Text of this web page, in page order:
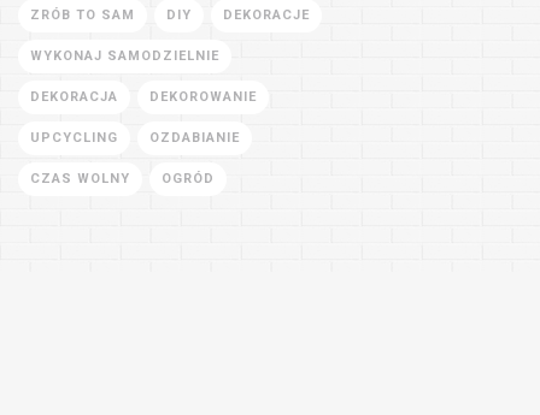
ZRÓB TO SAM DIY DEKORACJE
WYKONAJ SAMODZIELNIE
DEKORACJA DEKOROWANIE
UPCYCLING OZDABIANIE
CZAS WOLNY OGRÓD